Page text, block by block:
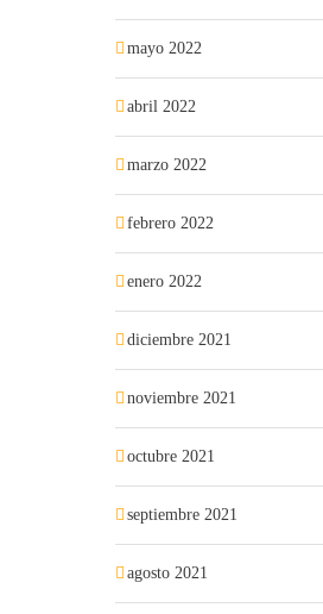
mayo 2022
abril 2022
marzo 2022
febrero 2022
enero 2022
diciembre 2021
noviembre 2021
octubre 2021
septiembre 2021
agosto 2021